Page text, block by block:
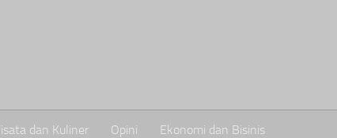
dan Kuliner Opini Ekonomi dan Bisinis